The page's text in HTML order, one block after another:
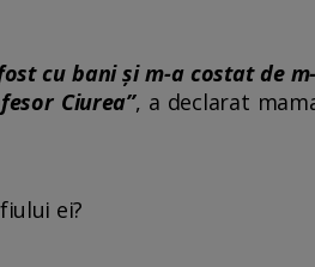
cu bani și m-a costat de
Ciurea”, a declarat
ei?